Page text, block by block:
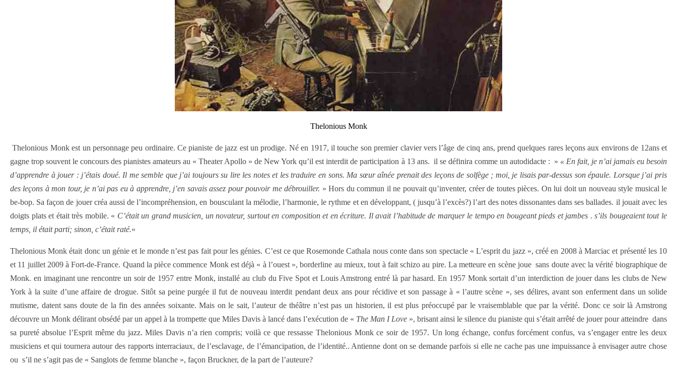
Thelonious Monk
Thelonious Monk est un personnage peu ordinaire. Ce pianiste de jazz est un prodige. Né en 1917, il touche son premier clavier vers l’âge de cinq ans, prend quelques rares leçons aux environs de 12ans et
gagne trop souvent le concours des pianistes amateurs au « Theater Apollo » de New York qu’il est interdit de participation à 13 ans. il se définira comme un autodidacte : » « En fait, je n’ai jamais eu besoin
d’apprendre à jouer : j’étais doué. Il me semble que j’ai toujours su lire les notes et les traduire en sons. Ma sœur aînée prenait des leçons de solfège ; moi, je lisais par-dessus son épaule. Lorsque j’ai pris
des leçons à mon tour, je n’ai pas eu à apprendre, j’en savais assez pour pouvoir me débrouiller. » Hors du commun il ne pouvait qu’inventer, créer de toutes pièces. On lui doit un nouveau style musical le
be-bop. Sa façon de jouer créa aussi de l’incompréhension, en bousculant la mélodie, l’harmonie, le rythme et en développant, ( jusqu’à l’excès?) l’art des notes dissonantes dans ses ballades. il jouait avec les
doigts plats et était très mobile. « C’était un grand musicien, un novateur, surtout en composition et en écriture. Il avait l’habitude de marquer le tempo en bougeant pieds et jambes . s’ils bougeaient tout le
temps, il était parti; sinon, c’était raté.«
Thelonious Monk était donc un génie et le monde n’est pas fait pour les génies. C’est ce que Rosemonde Cathala nous conte dans son spectacle « L’esprit du jazz », créé en 2008 à Marciac et présenté les 10
et 11 juillet 2009 à Fort-de-France. Quand la pièce commence Monk est déjà « à l’ouest », borderline au mieux, tout à fait schizo au pire. La metteure en scène joue sans doute avec la vérité biographique de
Monk. en imaginant une rencontre un soir de 1957 entre Monk, installé au club du Five Spot et Louis Amstrong entré là par hasard. En 1957 Monk sortait d’un interdiction de jouer dans les clubs de New
York à la suite d’une affaire de drogue. Sitôt sa peine purgée il fut de nouveau interdit pendant deux ans pour récidive et son passage à « l’autre scène », ses délires, avant son enferment dans un solide
mutisme, datent sans doute de la fin des années soixante. Mais on le sait, l’auteur de théâtre n’est pas un historien, il est plus préoccupé par le vraisemblable que par la vérité. Donc ce soir là Amstrong
découvre un Monk délirant obsédé par un appel à la trompette que Miles Davis à lancé dans l’exécution de « The Man I Love », brisant ainsi le silence du pianiste qui s’était arrêté de jouer pour atteindre dans
sa pureté absolue l’Esprit même du jazz. Miles Davis n’a rien compris; voilà ce que ressasse Thelonious Monk ce soir de 1957. Un long échange, confus forcément confus, va s’engager entre les deux
musiciens et qui tournera autour des rapports interraciaux, de l’esclavage, de l’émancipation, de l’identité.. Antienne dont on se demande parfois si elle ne cache pas une impuissance à envisager autre chose
ou s’il ne s’agit pas de « Sanglots de femme blanche », façon Bruckner, de la part de l’auteure?